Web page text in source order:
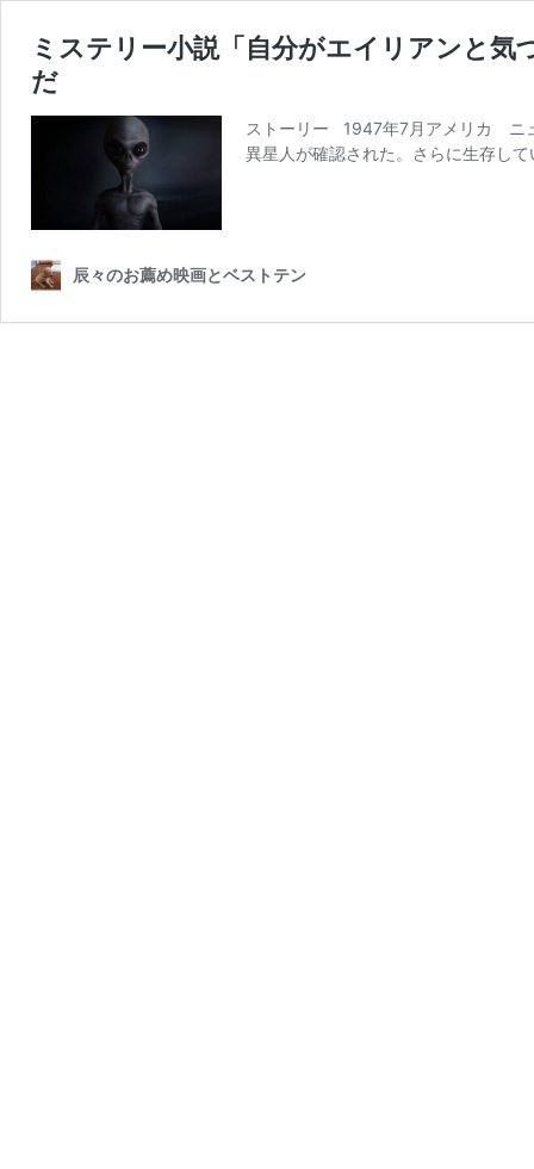
ミステリー小説「自分がエイリアンと
だ
ストーリー 1947年7月アメリカ ニ
異星人が確認された。さらに生存し
辰々のお薦め映画とベストテン